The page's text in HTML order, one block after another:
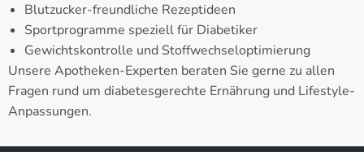
Blutzucker-freundliche Rezeptideen
Sportprogramme speziell für Diabetiker
Gewichtskontrolle und Stoffwechseloptimierung
Unsere Apotheken-Experten beraten Sie gerne zu allen
Fragen rund um diabetesgerechte Ernährung und Lifestyle-
Anpassungen.